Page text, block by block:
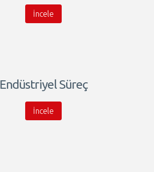
İncele
Endüstriyel Süreç
İncele